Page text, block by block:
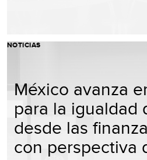
NOTICIAS
México avanza
para la igualdad
desde las
con perspectiva